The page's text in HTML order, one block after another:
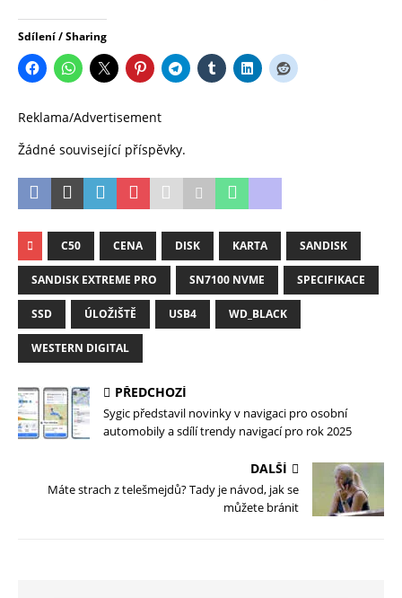
Sdílení / Sharing
Reklama/Advertisement
Žádné související příspěvky.
C50 CENA DISK KARTA SANDISK
SANDISK EXTREME PRO SN7100 NVME SPECIFIKACE
SSD ÚLOŽIŠTĚ USB4 WD_BLACK
WESTERN DIGITAL
PŘEDCHOZÍ
Sygic představil novinky v navigaci pro osobní
automobily a sdílí trendy navigací pro rok 2025
DALŠÍ
Máte strach z telešmejdů? Tady je návod, jak se
můžete bránit